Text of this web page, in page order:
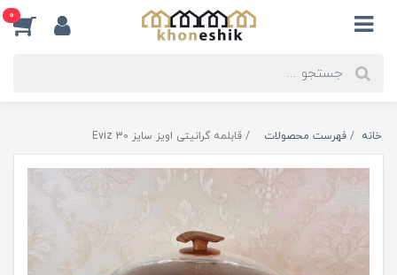
0
خانه فهرست محصولات قابلمه گرانیتی اویز سایز 30 Eviz